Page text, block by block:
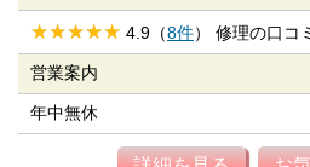
4.9（8件） 修理の口コ
営業案内
年中無休